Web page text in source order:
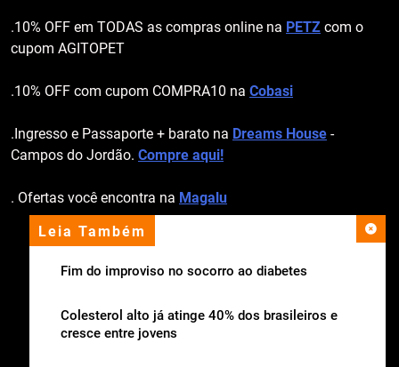
Leia Também
Fim do improviso no socorro ao diabetes
Colesterol alto já atinge 40% dos brasileiros e
cresce entre jovens
.10% OFF em TODAS as compras online na PETZ com o
cupom AGITOPET
.10% OFF com cupom COMPRA10 na Cobasi
.Ingresso e Passaporte + barato na Dreams House -
Campos do Jordão. Compre aqui!
. Ofertas você encontra na Magalu
apoio institucional